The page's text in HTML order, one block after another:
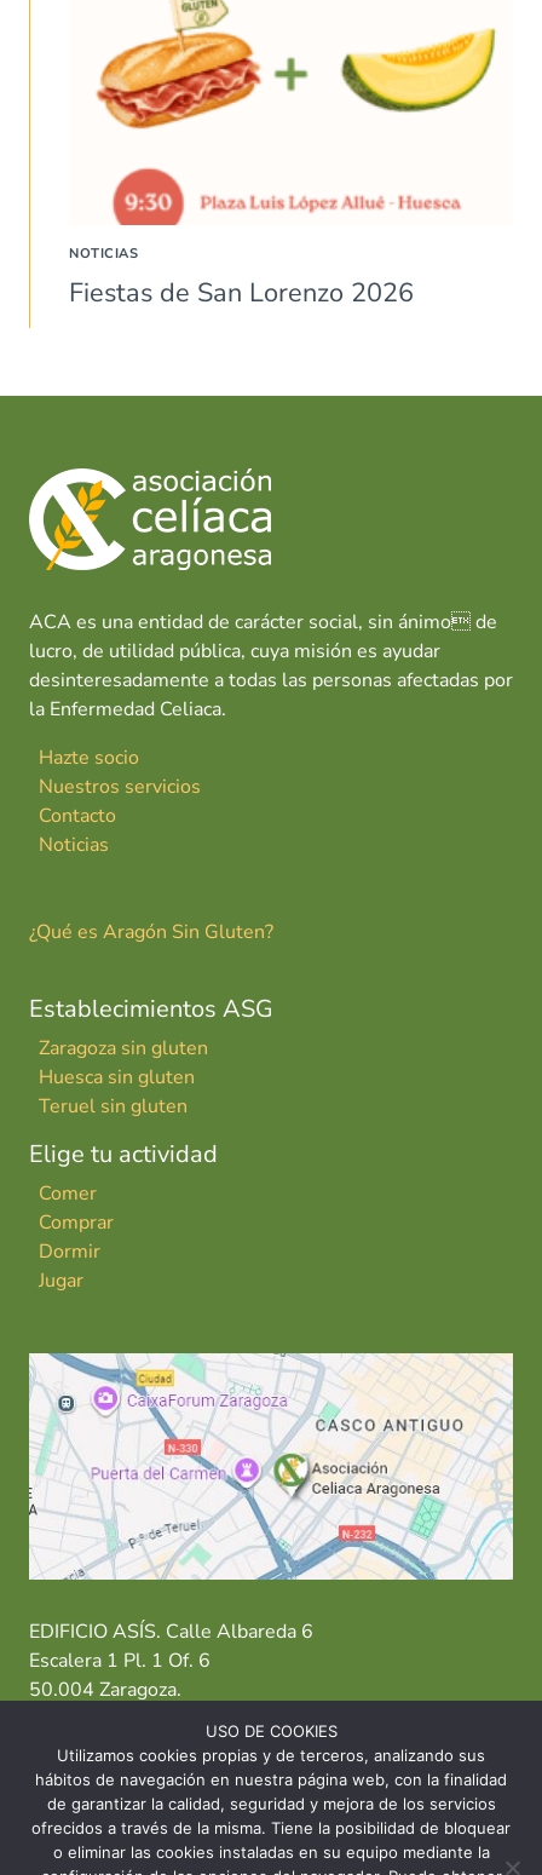
NOTICIAS
Fiestas de San Lorenzo 2026
ACA es una entidad de carácter social, sin ánimo de
lucro, de utilidad pública, cuya misión es ayudar
desinteresadamente a todas las personas afectadas por
la Enfermedad Celiaca.
Hazte socio
Nuestros servicios
Contacto
Noticias
¿Qué es Aragón Sin Gluten?
Establecimientos ASG
Zaragoza sin gluten
Huesca sin gluten
Teruel sin gluten
Elige tu actividad
Comer
Comprar
Dormir
Jugar
EDIFICIO ASÍS. Calle Albareda 6
Escalera 1 Pl. 1 Of. 6
50.004 Zaragoza.
T: 976 484 949 M: 635 638 563
Sede Zaragoza·Sede Huesca· Sede Teruel
USO DE COOKIES
Utilizamos cookies propias y de terceros, analizando sus
hábitos de navegación en nuestra página web, con la finalidad
de garantizar la calidad, seguridad y mejora de los servicios
ofrecidos a través de la misma. Tiene la posibilidad de bloquear
o eliminar las cookies instaladas en su equipo mediante la